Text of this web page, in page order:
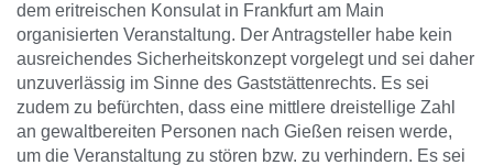
dem eritreischen Konsulat in Frankfurt am Main
organisierten Veranstaltung. Der Antragsteller habe kein
ausreichendes Sicherheitskonzept vorgelegt und sei daher
unzuverlässig im Sinne des Gaststättenrechts. Es sei
zudem zu befürchten, dass eine mittlere dreistellige Zahl
an gewaltbereiten Personen nach Gießen reisen werde,
um die Veranstaltung zu stören bzw. zu verhindern. Es sei